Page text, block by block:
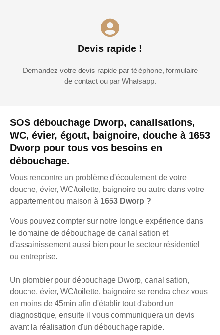
SOS débouchage Dworp, canalisations,
WC, évier, égout, baignoire, douche à 1653
Dworp pour tous vos besoins en
débouchage.
Vous rencontre un problème d'écoulement de votre
douche, évier, WC/toilette, baignoire ou autre dans votre
appartement ou maison à 1653 Dworp ?
Vous pouvez compter sur notre longue expérience dans
le domaine de débouchage de canalisation et
d'assainissement aussi bien pour le secteur résidentiel
ou entreprise.
Un plombier pour débouchage Dworp, canalisation,
douche, évier, WC/toilette, baignoire se rendra chez vous
en moins de 45min afin d'établir tout d'abord un
diagnostique, ensuite il vous communiquera un devis
avant la réalisation d'un débouchage rapide.
Devis rapide !
Demandez votre devis rapide par téléphone, formulaire
de contact ou par Whatsapp.